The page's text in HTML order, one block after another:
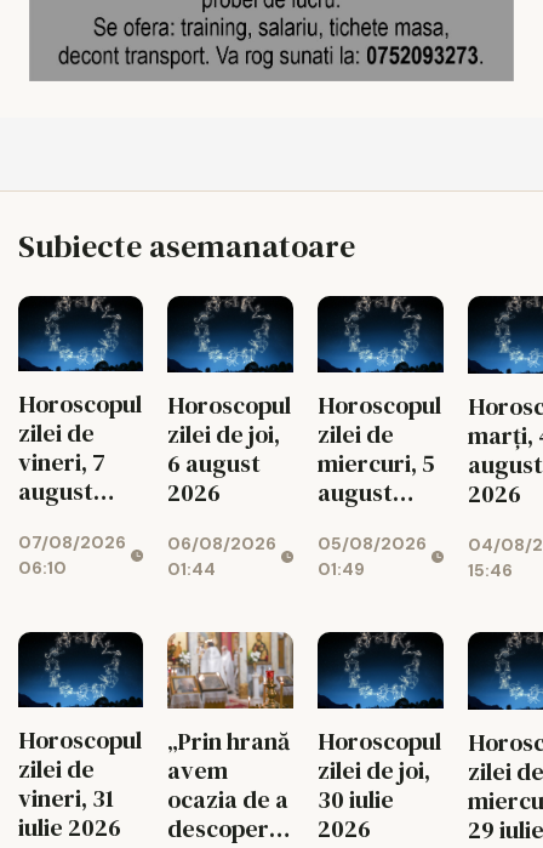
Subiecte asemanatoare
Horoscopul
zilei de
vineri, 7
august
07/08/2026
06:10
Horoscopul
zilei de joi,
6 august
2026
06/08/2026
01:44
Horoscopul
zilei de
miercuri, 5
august
05/08/2026
01:49
marți,
august
2026
04/08/
15:46
Horoscopul
zilei de
vineri, 31
iulie 2026
„Prin hrană
avem
ocazia de a
descoperi
Horoscopul
zilei de joi,
30 iulie
2026
zilei de
29 iulie